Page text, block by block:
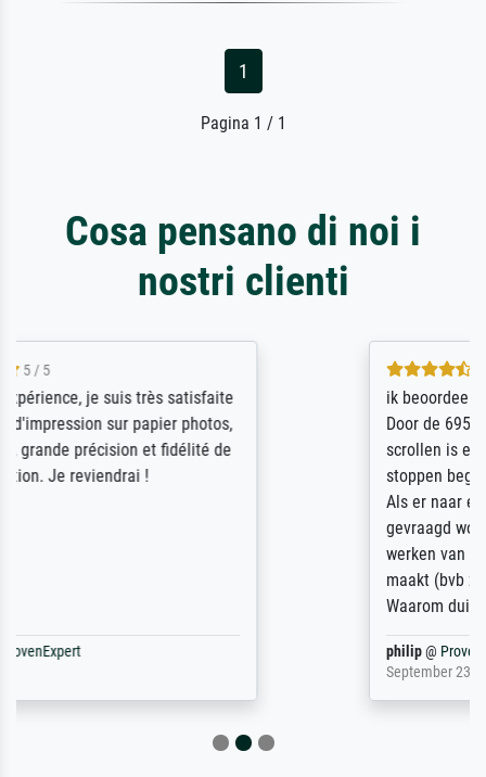
1
Pagina 1 / 1
Cosa pensano di noi i
nostri clienti
ik beoordeel Meisterdrucke zeer positief.
Door de 69505 beschikbare kunstenaars
scrollen is echter onbegonnen werk (na
stoppen begint het weer van voor af aan).
werken van andere wat het onoverzichtelijk
maakt (bvb zoek Ros = ook Rops, Rose etc).